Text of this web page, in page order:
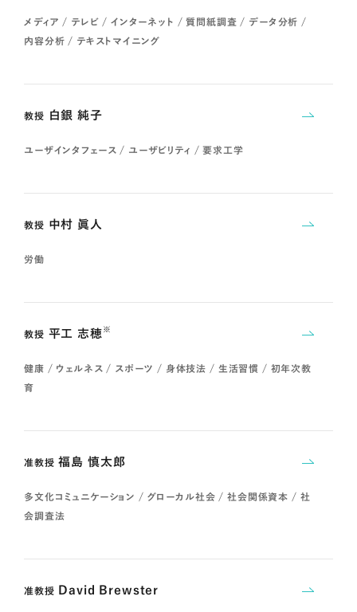
メディア / テレビ / インターネット / 質問紙調査 / データ分析 /
内容分析 / テキストマイニング
教授 白銀 純子
ユーザインタフェース / ユーザビリティ / 要求工学
教授 中村 眞人
労働
教授 平工 志穂 ※
健康 / ウェルネス / スポーツ / 身体技法 / 生活習慣 / 初年次教
育
准教授 福島 慎太郎
多文化コミュニケーション / グローカル社会 / 社会関係資本 / 社
会調査法
准教授 David Brewster